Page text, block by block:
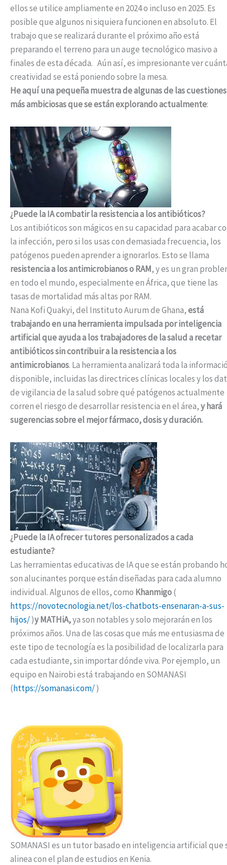
ellos se utilice ampliamente en 2024 o incluso en 2025. Es
posible que algunos ni siquiera funcionen en absoluto. El
trabajo que se realizará durante el próximo año está
preparando el terreno para un auge tecnológico masivo a
finales de esta década. Aún así, es impresionante ver
creatividad se está poniendo sobre la mesa.
He aquí una pequeña muestra de algunas de las cuestiones
más ambiciosas que se están explorando actualmente:
¿Puede la IA combatir la resistencia a los antibióticos?
Los antibióticos son mágicos en su capacidad para acabar
la infección, pero si los usas con demasiada frecuencia, los
patógenos pueden aprender a ignorarlos. Esto se llama
resistencia a los antimicrobianos o RAM, y es un gran
en todo el mundo, especialmente en África, que tiene las
tasas de mortalidad más altas por RAM.
Nana Kofi Quakyi, del Instituto Aurum de Ghana,está
trabajando en una herramienta impulsada por inteligencia
artificial que ayuda a los trabajadores de la salud a recetar
antibióticos sin contribuir a la resistencia a los
antimicrobianos. La herramienta analizará toda la
disponible, incluidas las directrices clínicas locales y los
de vigilancia de la salud sobre qué patógenos actualmente
corren el riesgo de desarrollar resistencia en el área,y hará
sugerencias sobre el mejor fármaco, dosis y duración.
¿Puede la IA ofrecer tutores personalizados a cada
estudiante?
Las herramientas educativas de IA que se están probando
son alucinantes porque están diseñadas para cada alumno
individual. Algunos de ellos, como Khanmigo(
https://novotecnologia.net/los-chatbots-ensenaran-a-sus-
hijos/)y MATHiA,ya son notables y solo mejorarán en los
próximos años. Una de las cosas que más me entusiasma de
este tipo de tecnología es la posibilidad de localizarla para
cada estudiante, sin importar dónde viva. Por ejemplo, un
equipo en Nairobi está trabajando en SOMANASI
(https://somanasi.com/)
SOMANASI es un tutor basado en inteligencia artificial que
alinea con el plan de estudios en Kenia.